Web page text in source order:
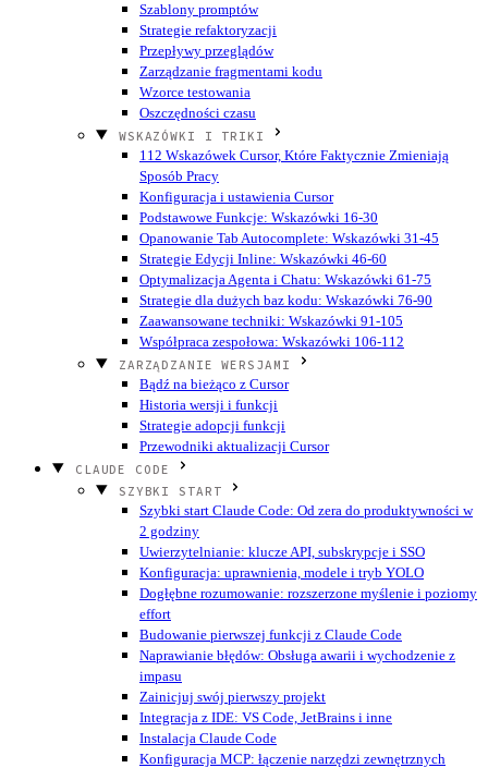
Szablony promptów
Strategie refaktoryzacji
Przepływy przeglądów
Zarządzanie fragmentami kodu
Wzorce testowania
Oszczędności czasu
WSKAZÓWKI I TRIKI
112 Wskazówek Cursor, Które Faktycznie Zmieniają
Sposób Pracy
Konfiguracja i ustawienia Cursor
Podstawowe Funkcje: Wskazówki 16-30
Opanowanie Tab Autocomplete: Wskazówki 31-45
Strategie Edycji Inline: Wskazówki 46-60
Optymalizacja Agenta i Chatu: Wskazówki 61-75
Strategie dla dużych baz kodu: Wskazówki 76-90
Zaawansowane techniki: Wskazówki 91-105
Współpraca zespołowa: Wskazówki 106-112
ZARZĄDZANIE WERSJAMI
Bądź na bieżąco z Cursor
Historia wersji i funkcji
Strategie adopcji funkcji
Przewodniki aktualizacji Cursor
CLAUDE CODE
SZYBKI START
Szybki start Claude Code: Od zera do produktywności w
2 godziny
Uwierzytelnianie: klucze API, subskrypcje i SSO
Konfiguracja: uprawnienia, modele i tryb YOLO
Dogłębne rozumowanie: rozszerzone myślenie i poziomy
effort
Budowanie pierwszej funkcji z Claude Code
Naprawianie błędów: Obsługa awarii i wychodzenie z
impasu
Zainicjuj swój pierwszy projekt
Integracja z IDE: VS Code, JetBrains i inne
Instalacja Claude Code
Konfiguracja MCP: łączenie narzędzi zewnętrznych